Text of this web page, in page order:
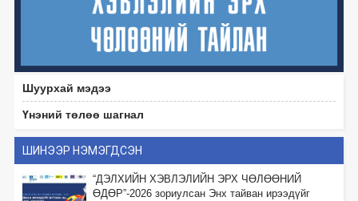
Шуурхай мэдээ
Үнэний төлөө шагнал
ШИНЭЭР НЭМЭГДСЭН
“ДЭЛХИЙН ХЭВЛЭЛИЙН ЭРХ ЧӨЛӨӨНИЙ
ӨДӨР”-2026 зориулсан Энх тайван ирээдүйг